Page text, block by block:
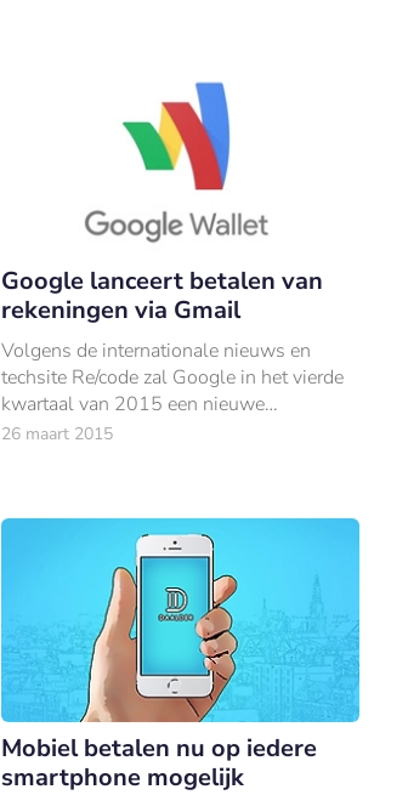
Google lanceert betalen van
rekeningen via Gmail
Volgens de internationale nieuws en
techsite Re/code zal Google in het vierde
kwartaal van 2015 een nieuwe
betaaldienst lanceren waarmee gebruikers
26 maart 2015
Mobiel betalen nu op iedere
smartphone mogelijk